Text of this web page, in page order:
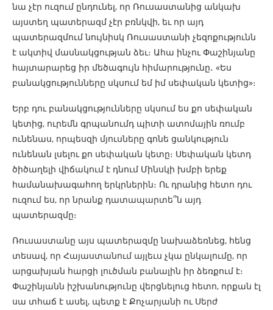
նա չէր ուզում ընդունել, որ Ռուսաստանից անկախ
այստեղ պատերազմ չէր բռնկվի, եւ որ այդ
պատերազմում նույնիսկ Ռուսաստանի չեզոքությունն
է ակտիվ մասնակցության ձեւ։ Ահա ինչու Փաշինյանը
հայտարարեց իր մեծագույն հիմարությունը․ «Ես
բանակցությունները սկսում եմ իմ սեփական կետից»։
Երբ դու բանակցությունները սկսում ես քո սեփական
կետից, ուրեմն գրպանումդ պիտի ատոմային ռումբ
ունենաս, որպեսզի մյուսները գոնե ցանկություն
ունենան լսելու քո սեփական կետը։ Սեփական կետդ
ծիծաղելի վիճակում է դնում Մինսկի խմբի երեք
համանախագահող երկրներին։ Ու դրանից հետո դու
ուզում ես, որ նրանք դատապարտե՞ն այդ
պատերազմը։
Ռուսաստանը այս պատերազմը նախաձեռնեց, հենց
տեսավ, որ Հայաստանում այլեւս չկա ընկալումը, որ
արցախյան հարցի լուծման բանալին իր ձեռքում է։
Փաշինյանն իշխանությունը վերցնելուց հետո, որքան էլ
սա տհաճ է ասել, պետք է Քոչարյանի ու Սերժ